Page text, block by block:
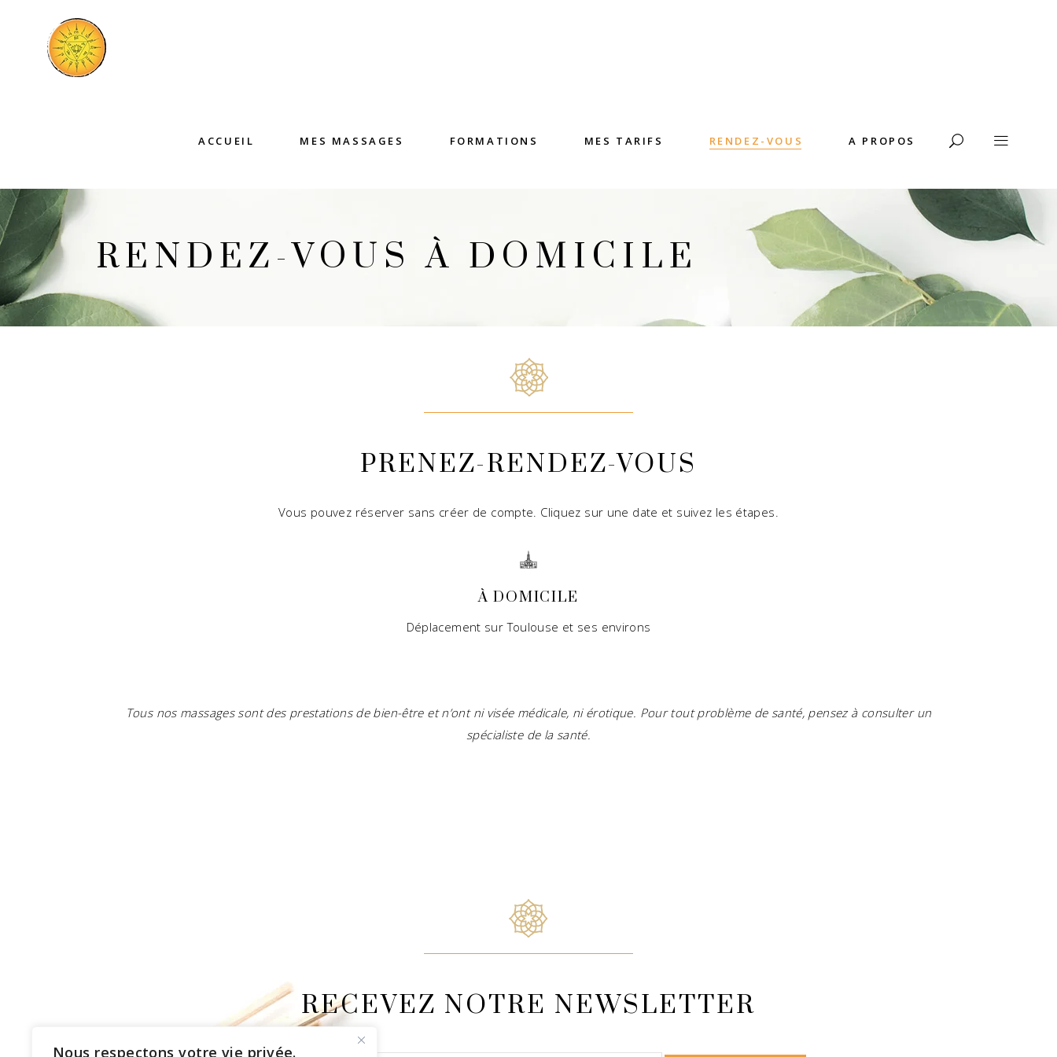
Nous respectons votre vie privée.
ACCUEIL MES MASSAGES FORMATIONS MES TARIFS RENDEZ-VOUS A PROPOS
RENDEZ-VOUS À DOMICILE
PRENEZ-RENDEZ-VOUS
Vous pouvez réserver sans créer de compte. Cliquez sur une date et suivez les étapes.
À DOMICILE
Déplacement sur Toulouse et ses environs
Tous nos massages sont des prestations de bien-être et n’ont ni visée médicale, ni érotique. Pour tout problème de santé, pensez à consulter un
spécialiste de la santé.
RECEVEZ NOTRE NEWSLETTER